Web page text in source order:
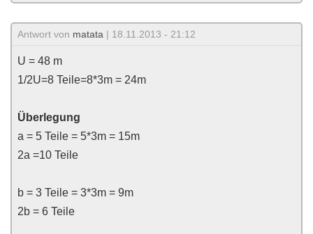
Antwort von matata | 18.11.2013 - 21:12
U = 48 m
1/2U=8 Teile=8*3m = 24m
Überlegung
a = 5 Teile = 5*3m = 15m
2a =10 Teile
b = 3 Teile = 3*3m = 9m
2b = 6 Teile